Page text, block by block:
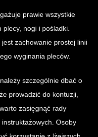
prawie wszystkie
plecy, nogi i pośladki.
zachowanie prostej linii
wyginania pleców.
szczególnie dbać o
prowadzić do kontuzji,
zasięgnąć rady
Osoby